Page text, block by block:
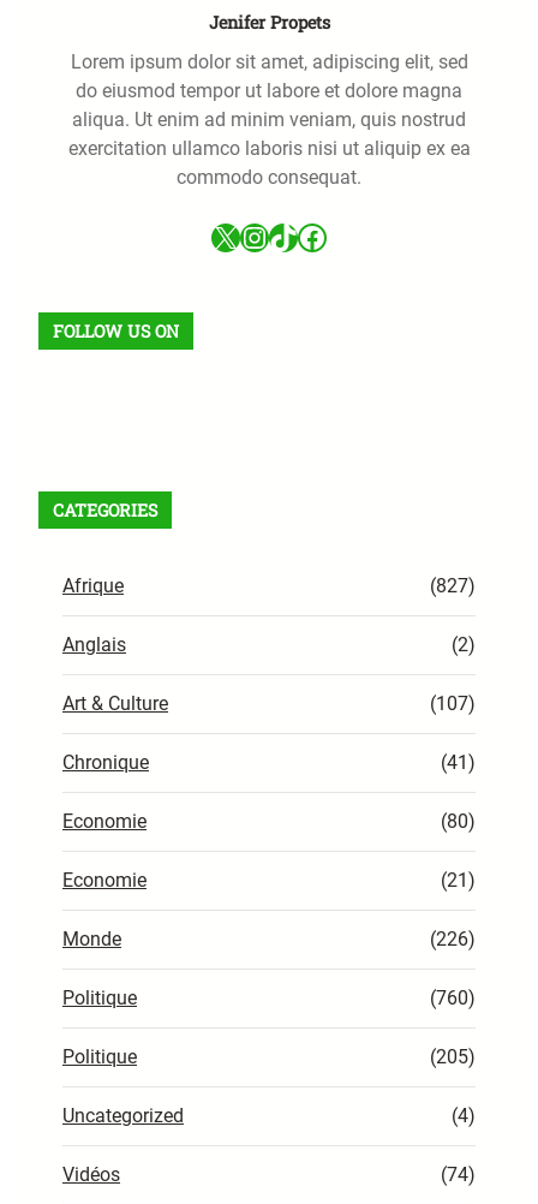
Jenifer Propets
Lorem ipsum dolor sit amet, adipiscing elit, sed
do eiusmod tempor ut labore et dolore magna
aliqua. Ut enim ad minim veniam, quis nostrud
exercitation ullamco laboris nisi ut aliquip ex ea
commodo consequat.
X InstagramTikTok Facebook
FOLLOW US ON
CATEGORIES
Afrique (827)
Anglais (2)
Art & Culture (107)
Chronique (41)
Economie (80)
Economie (21)
Monde (226)
Politique (760)
Politique (205)
Uncategorized (4)
Vidéos (74)